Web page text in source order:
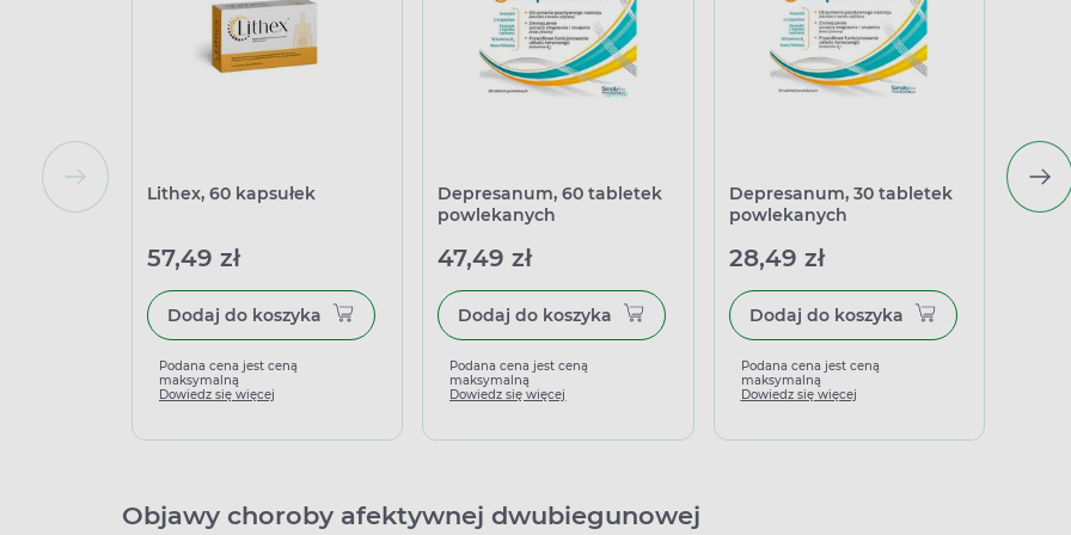
Lithex, 60 kapsułek
57,49 zł
Dodaj do koszyka
Podana cena jest ceną
maksymalną
Dowiedz się więcej
Depresanum, 60 tabletek
powlekanych
47,49 zł
Dodaj do koszyka
Podana cena jest ceną
maksymalną
Dowiedz się więcej
Depresanum, 30 tabletek
powlekanych
28,49 zł
Dodaj do koszyka
Podana cena jest ceną
maksymalną
Dowiedz się więcej
Objawy choroby afektywnej dwubiegunowej